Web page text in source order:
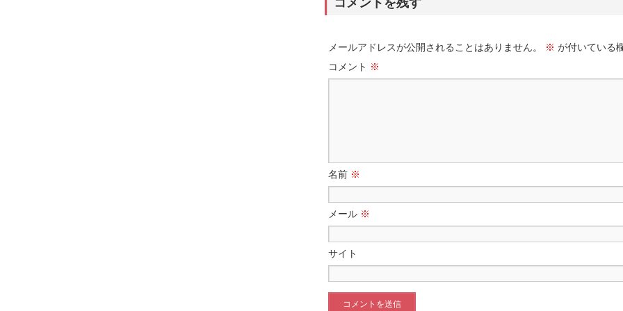
コメントを残す
メールアドレスが公開されることはありません。 ※ が付いている
コメント ※
名前 ※
メール ※
サイト